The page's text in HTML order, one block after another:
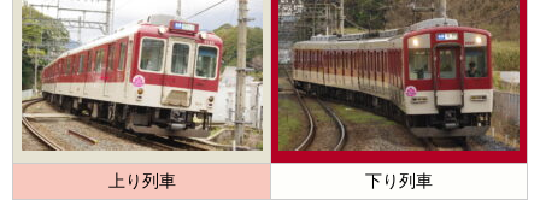
上り列車 下り列車